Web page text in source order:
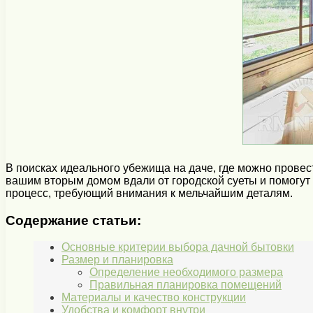
В поисках идеального убежища на даче, где можно
вашим вторым домом вдали от городской суеты и
процесс, требующий внимания к мельчайшим деталям.
Содержание статьи:
Основные критерии выбора дачной бытовки
Размер и планировка
Определение необходимого размера
Правильная планировка помещений
Материалы и качество конструкции
Удобства и комфорт внутри